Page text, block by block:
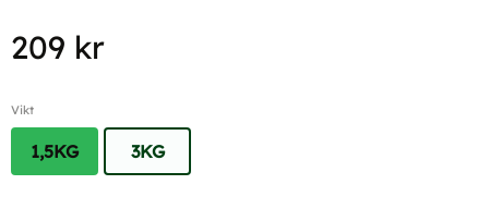
209 kr
Vikt
1,5KG 3KG